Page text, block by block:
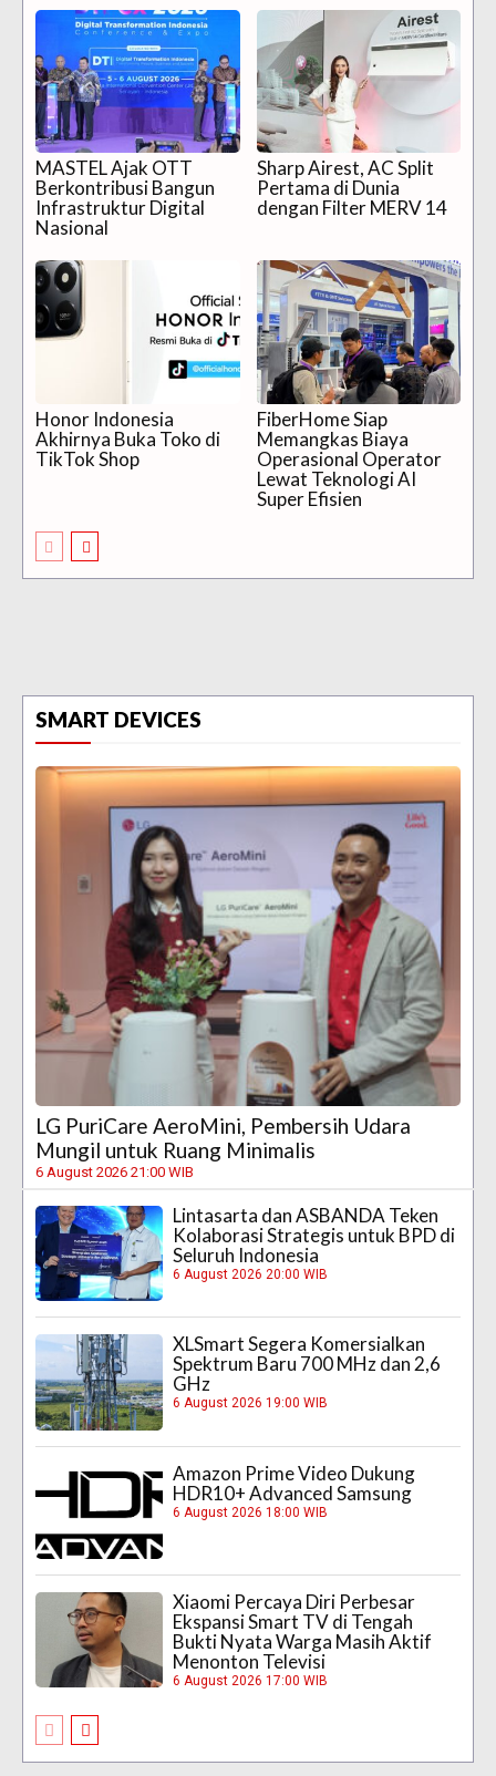
MASTEL Ajak OTT
Berkontribusi Bangun
Infrastruktur Digital
Nasional
Sharp Airest, AC Split
Pertama di Dunia
dengan Filter MERV 14
Honor Indonesia
Akhirnya Buka Toko di
TikTok Shop
FiberHome Siap
Memangkas Biaya
Operasional Operator
Lewat Teknologi AI
Super Efisien
SMART DEVICES
LG PuriCare AeroMini, Pembersih Udara
Mungil untuk Ruang Minimalis
6 August 2026 21:00 WIB
Lintasarta dan ASBANDA Teken
Kolaborasi Strategis untuk BPD di
Seluruh Indonesia
6 August 2026 20:00 WIB
XLSmart Segera Komersialkan
Spektrum Baru 700 MHz dan 2,6
GHz
6 August 2026 19:00 WIB
Amazon Prime Video Dukung
HDR10+ Advanced Samsung
6 August 2026 18:00 WIB
Xiaomi Percaya Diri Perbesar
Ekspansi Smart TV di Tengah
Bukti Nyata Warga Masih Aktif
Menonton Televisi
6 August 2026 17:00 WIB